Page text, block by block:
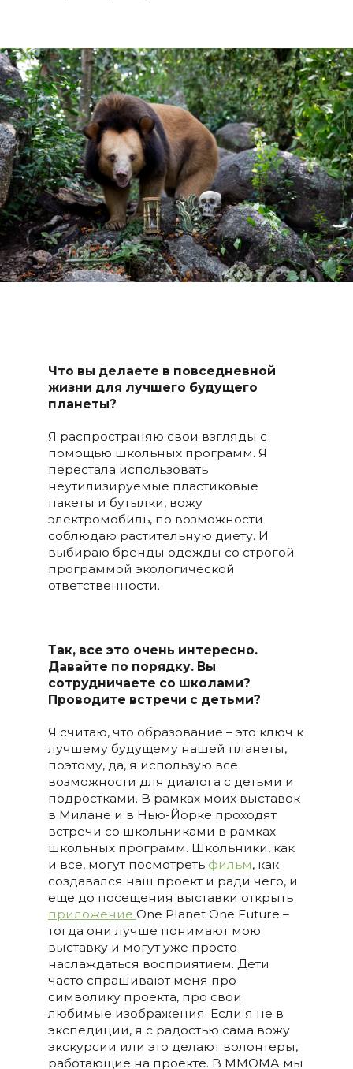
Что вы делаете в повседневной
жизни для лучшего будущего
планеты?
Я распространяю свои взгляды с
помощью школьных программ. Я
перестала использовать
неутилизируемые пластиковые
пакеты и бутылки, вожу
электромобиль, по возможности
соблюдаю растительную диету. И
выбираю бренды одежды со строгой
программой экологической
ответственности.
Так, все это очень интересно.
Давайте по порядку. Вы
сотрудничаете со школами?
Проводите встречи с детьми?
Я считаю, что образование – это ключ к
лучшему будущему нашей планеты,
поэтому, да, я использую все
возможности для диалога с детьми и
подростками. В рамках моих выставок
в Милане и в Нью-Йорке проходят
встречи со школьниками в рамках
школьных программ. Школьники, как
и все, могут посмотреть фильм, как
создавался наш проект и ради чего, и
еще до посещения выставки открыть
приложение One Planet One Future –
тогда они лучше понимают мою
выставку и могут уже просто
наслаждаться восприятием. Дети
часто спрашивают меня про
символику проекта, про свои
любимые изображения. Если я не в
экспедиции, я с радостью сама вожу
экскурсии или это делают волонтеры,
работающие на проекте. В ММОМА мы